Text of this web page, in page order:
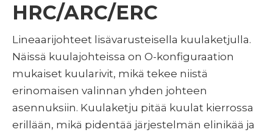
HRC/ARC/ERC
Lineaarijohteet lisävarusteisella kuulaketjulla.
Näissä kuulajohteissa on O-konfiguraation
mukaiset kuularivit, mikä tekee niistä
erinomaisen valinnan yhden johteen
asennuksiin. Kuulaketju pitää kuulat kierrossa
erillään, mikä pidentää järjestelmän elinikää ja